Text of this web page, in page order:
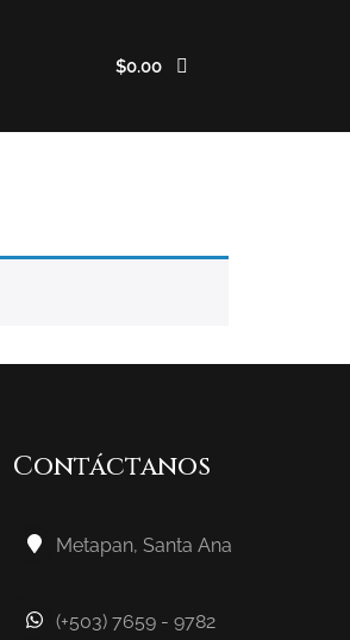
$0.00
Contáctanos
Metapan, Santa Ana
(+503) 7659 - 9782